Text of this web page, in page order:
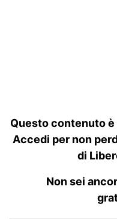
Questo contenuto
Accedi per non
di
Non sei